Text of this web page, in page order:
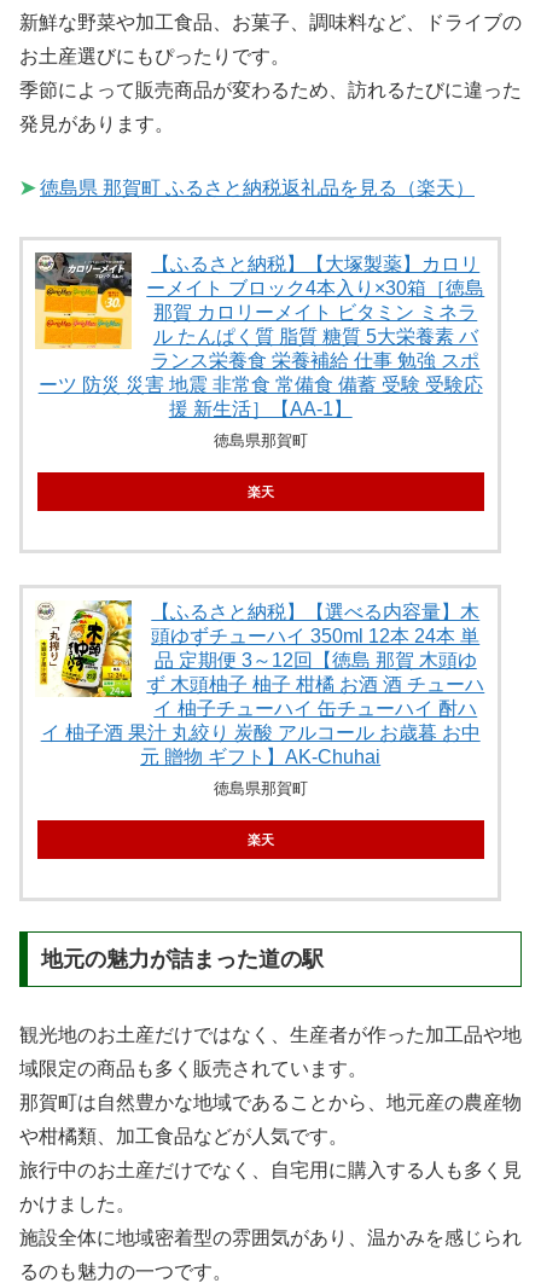
新鮮な野菜や加工食品、お菓子、調味料など、ドライブの
お土産選びにもぴったりです。
季節によって販売商品が変わるため、訪れるたびに違った
発見があります。
➤ 徳島県 那賀町 ふるさと納税返礼品を見る（楽天）
【ふるさと納税】【大塚製薬】カロリ
ーメイト ブロック4本入り×30箱［徳島
那賀 カロリーメイト ビタミン ミネラ
ル たんぱく質 脂質 糖質 5大栄養素 バ
ランス栄養食 栄養補給 仕事 勉強 スポ
ーツ 防災 災害 地震 非常食 常備食 備蓄 受験 受験応
援 新生活］【AA-1】
徳島県那賀町
楽天
【ふるさと納税】【選べる内容量】木
頭ゆずチューハイ 350ml 12本 24本 単
品 定期便 3～12回【徳島 那賀 木頭ゆ
ず 木頭柚子 柚子 柑橘 お酒 酒 チューハ
イ 柚子チューハイ 缶チューハイ 酎ハ
イ 柚子酒 果汁 丸絞り 炭酸 アルコール お歳暮 お中
元 贈物 ギフト】AK-Chuhai
徳島県那賀町
楽天
地元の魅力が詰まった道の駅
観光地のお土産だけではなく、生産者が作った加工品や地
域限定の商品も多く販売されています。
那賀町は自然豊かな地域であることから、地元産の農産物
や柑橘類、加工食品などが人気です。
旅行中のお土産だけでなく、自宅用に購入する人も多く見
かけました。
施設全体に地域密着型の雰囲気があり、温かみを感じられ
るのも魅力の一つです。